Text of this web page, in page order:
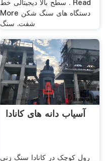
سطح بالا دیجیتالی خط . Read
More دستگاه های سنگ شکن
شفت. سنگ
آسیاب دانه های کانادا
رول کوچک در کانادا سنگ زنی